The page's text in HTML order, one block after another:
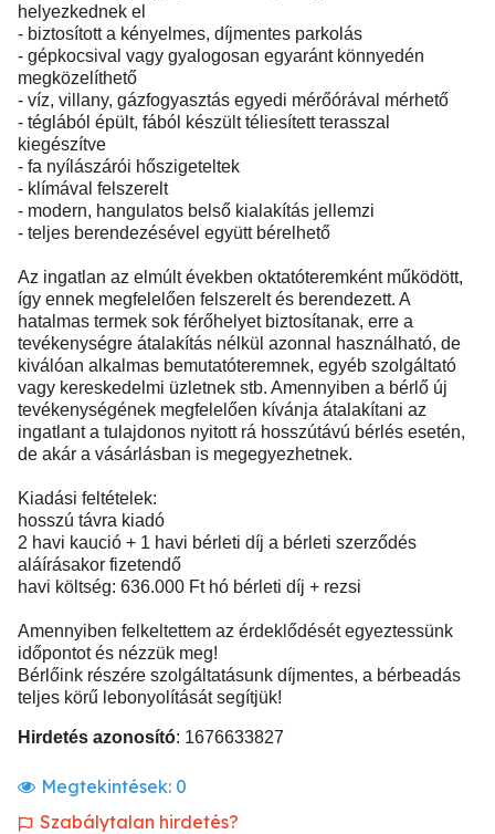
helyezkednek el
- biztosított a kényelmes, díjmentes parkolás
- gépkocsival vagy gyalogosan egyaránt könnyedén
megközelíthető
- víz, villany, gázfogyasztás egyedi mérőórával mérhető
- téglából épült, fából készült téliesített terasszal
kiegészítve
- fa nyílászárói hőszigeteltek
- klímával felszerelt
- modern, hangulatos belső kialakítás jellemzi
- teljes berendezésével együtt bérelhető
Az ingatlan az elmúlt években oktatóteremként működött,
így ennek megfelelően felszerelt és berendezett. A
hatalmas termek sok férőhelyet biztosítanak, erre a
tevékenységre átalakítás nélkül azonnal használható, de
kiválóan alkalmas bemutatóteremnek, egyéb szolgáltató
vagy kereskedelmi üzletnek stb. Amennyiben a bérlő új
tevékenységének megfelelően kívánja átalakítani az
ingatlant a tulajdonos nyitott rá hosszútávú bérlés esetén,
de akár a vásárlásban is megegyezhetnek.
Kiadási feltételek:
hosszú távra kiadó
2 havi kaució + 1 havi bérleti díj a bérleti szerződés
aláírásakor fizetendő
havi költség: 636.000 Ft hó bérleti díj + rezsi
Amennyiben felkeltettem az érdeklődését egyeztessünk
időpontot és nézzük meg!
Bérlőink részére szolgáltatásunk díjmentes, a bérbeadás
teljes körű lebonyolítását segítjük!
Hirdetés azonosító: 1676633827
Megtekintések: 0
Szabálytalan hirdetés?